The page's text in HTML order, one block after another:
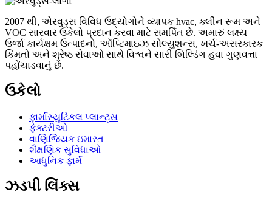
2007 થી, એરવુડ્સ વિવિધ ઉદ્યોગોને વ્યાપક hvac, ક્લીન રૂમ અને
VOC સારવાર ઉકેલો પ્રદાન કરવા માટે સમર્પિત છે. અમારું લક્ષ્ય
ઉર્જા કાર્યક્ષમ ઉત્પાદનો, ઑપ્ટિમાઇઝ સોલ્યુશન્સ, ખર્ચ-અસરકારક
કિંમતો અને શ્રેષ્ઠ સેવાઓ સાથે વિશ્વને સારી બિલ્ડિંગ હવા ગુણવત્તા
પહોંચાડવાનું છે.
ઉકેલો
ફાર્માસ્યુટિકલ પ્લાન્ટ્સ
ફેક્ટરીઓ
વાણિજ્યિક ઇમારત
શૈક્ષણિક સુવિધાઓ
આધુનિક ફાર્મ
ઝડપી લિંક્સ